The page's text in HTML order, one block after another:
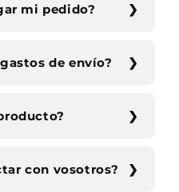
mi pedido?
de envío?
con vosotros?